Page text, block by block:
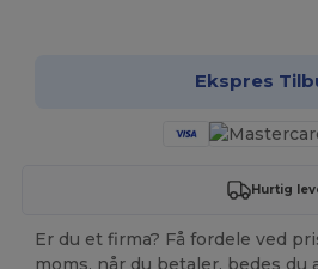
Ekspres
Hurtig
Er du et firma? Få fordele ved
moms, når du betaler, bedes du